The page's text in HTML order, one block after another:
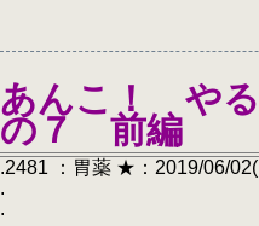
あんこ！ や
の７ 前編
.2481 ：胃薬 ★：2019/06/
.
.